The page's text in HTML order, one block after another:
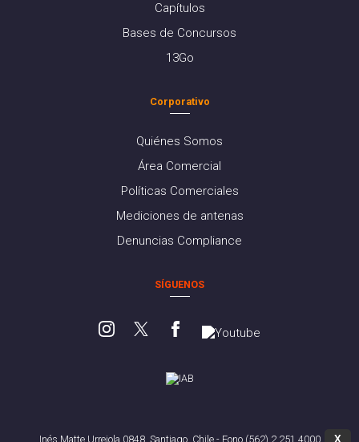
Capítulos
Bases de Concursos
13Go
Corporativo
Quiénes Somos
Área Comercial
Políticas Comerciales
Mediciones de antenas
Denuncias Compliance
SÍGUENOS
Inés Matte Urrejola 0848, Santiago, Chile - Fono (562) 2 251 4000 X